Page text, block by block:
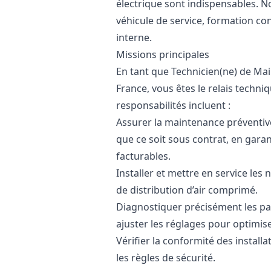
électrique sont indispensables.
véhicule de service, formation
interne.
Missions principales
En tant que Technicien(ne) de
France, vous êtes le relais
responsabilités incluent :
Assurer la maintenance
que ce soit sous contrat, en
facturables.
Installer et mettre en service les
de distribution d’air comprimé.
Diagnostiquer précisément les
ajuster les réglages pour
Vérifier la conformité des
les règles de sécurité.